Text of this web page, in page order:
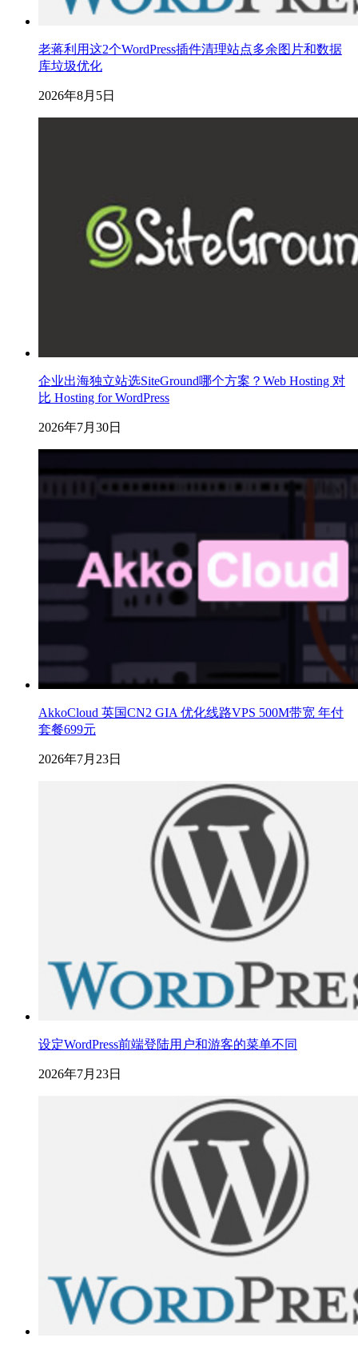
老蒋利用这2个WordPress插件清理站点多余图片和数据
库垃圾优化
2026年8月5日
企业出海独立站选SiteGround哪个方案？Web Hosting 对
比 Hosting for WordPress
2026年7月30日
AkkoCloud 英国CN2 GIA 优化线路VPS 500M带宽 年付
套餐699元
2026年7月23日
设定WordPress前端登陆用户和游客的菜单不同
2026年7月23日